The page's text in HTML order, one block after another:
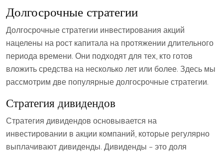
Долгосрочные стратегии
Долгосрочные стратегии инвестирования акций
нацелены на рост капитала на протяжении длительного
периода времени. Они подходят для тех, кто готов
вложить средства на несколько лет или более. Здесь мы
рассмотрим две популярные долгосрочные стратегии.
Стратегия дивидендов
Стратегия дивидендов основывается на
инвестировании в акции компаний, которые регулярно
выплачивают дивиденды. Дивиденды – это доля